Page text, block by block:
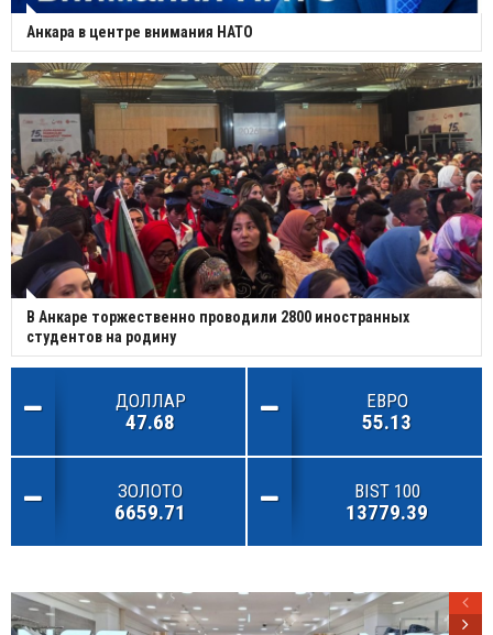
Анкара в центре внимания НАТО
В Анкаре торжественно проводили 2800 иностранных
студентов на родину
ДОЛЛАР
47.68
ЕВРО
55.13
ЗОЛОТО
6659.71
BIST 100
13779.39